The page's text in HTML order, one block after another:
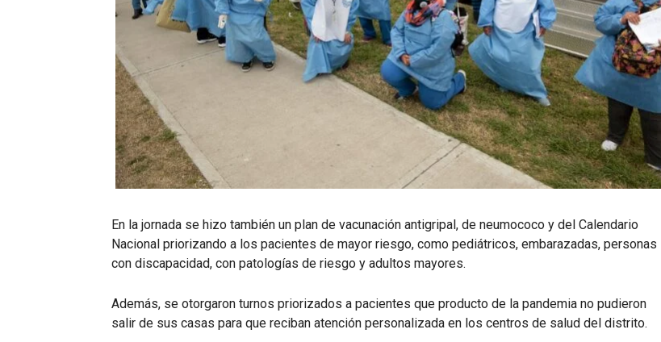
En la jornada se hizo también un plan de vacunación antigripal, de neumococo y del Calendario
Nacional priorizando a los pacientes de mayor riesgo, como pediátricos, embarazadas, personas
con discapacidad, con patologías de riesgo y adultos mayores.
Además, se otorgaron turnos priorizados a pacientes que producto de la pandemia no pudieron
salir de sus casas para que reciban atención personalizada en los centros de salud del distrito.